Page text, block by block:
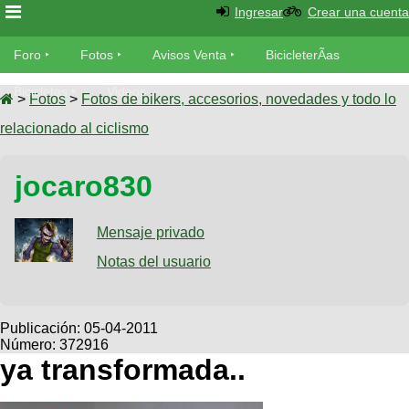
Foro
Foro
TÃ©cnica
Fotos
tu foto
Galeria
XC
Viajes
Descenso
SUBÃ
tu
Buscar
Ultimos
Fotos
BicicleterÃ­
as
Bicicletas
Tandem
Videos
Cicloturismo
Ingresar Crear una cuenta
Foro Fotos Avisos Venta BicicleterÃ­as
Bicicletas Videos
> Fotos > Fotos de bikers, accesorios, novedades y todo lo
relacionado al ciclismo
jocaro830
Mensaje privado
Notas del usuario
Publicación: 05-04-2011
Número: 372916
ya transformada..